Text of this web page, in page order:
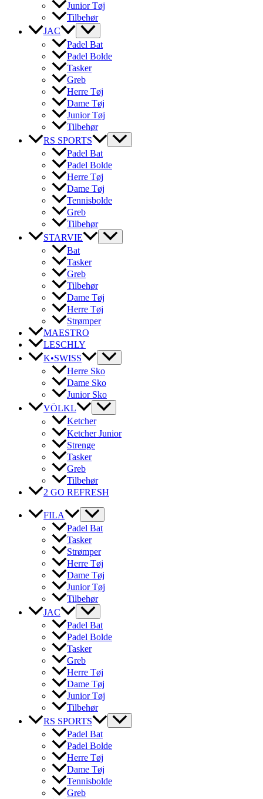
Junior Tøj
Tilbehør
JAC
Padel Bat
Padel Bolde
Tasker
Greb
Herre Tøj
Dame Tøj
Junior Tøj
Tilbehør
RS SPORTS
Padel Bat
Padel Bolde
Herre Tøj
Dame Tøj
Tennisbolde
Greb
Tilbehør
STARVIE
Bat
Tasker
Greb
Tilbehør
Dame Tøj
Herre Tøj
Strømper
MAESTRO
LESCHLY
K•SWISS
Herre Sko
Dame Sko
Junior Sko
VÖLKL
Ketcher
Ketcher Junior
Strenge
Tasker
Greb
Tilbehør
2 GO REFRESH
FILA
Padel Bat
Tasker
Strømper
Herre Tøj
Dame Tøj
Junior Tøj
Tilbehør
JAC
Padel Bat
Padel Bolde
Tasker
Greb
Herre Tøj
Dame Tøj
Junior Tøj
Tilbehør
RS SPORTS
Padel Bat
Padel Bolde
Herre Tøj
Dame Tøj
Tennisbolde
Greb